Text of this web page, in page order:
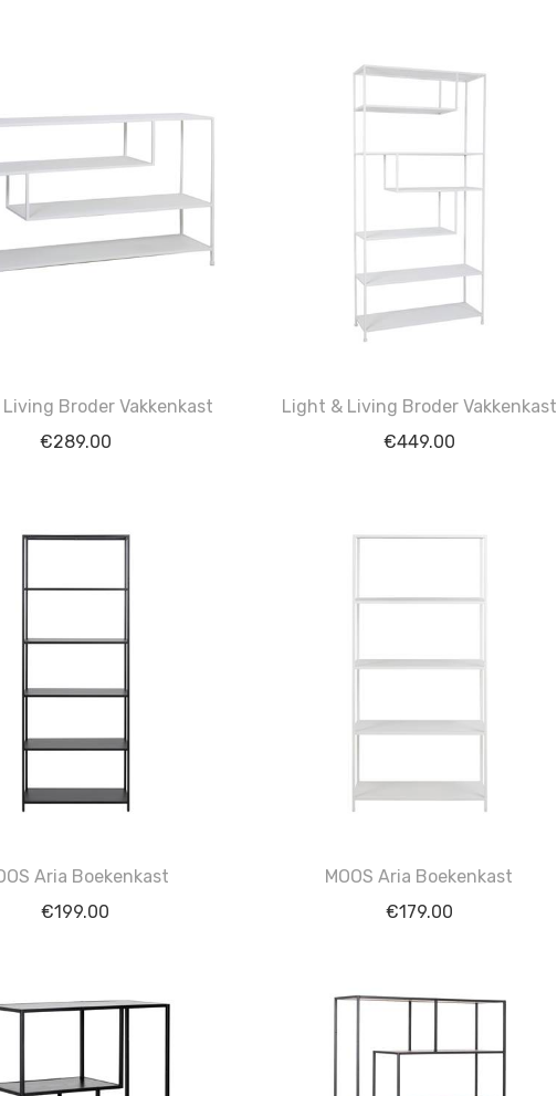
Broder Vakkenkast
€289.00
Light & Living Broder Vakkenkast
€449.00
Aria Boekenkast
€199.00
MOOS Aria Boekenkast
€179.00